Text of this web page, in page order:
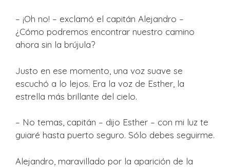
– ¡Oh no! – exclamó el capitán Alejandro –
¿Cómo podremos encontrar nuestro camino
ahora sin la brújula?
Justo en ese momento, una voz suave se
escuchó a lo lejos. Era la voz de Esther, la
estrella más brillante del cielo.
– No temas, capitán – dijo Esther – con mi luz te
guiaré hasta puerto seguro. Sólo debes seguirme.
Alejandro, maravillado por la aparición de la